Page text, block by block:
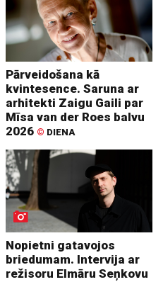
Pārveidošana kā
kvintesence. Saruna ar
arhitekti Zaigu Gaili par
Mīsa van der Roes balvu
2026 © DIENA
Nopietni gatavojos
briedumam. Intervija ar
režisoru Elmāru Seņkovu